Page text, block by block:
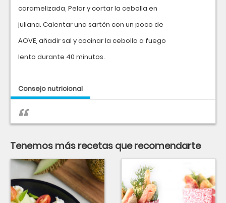
caramelizada, Pelar y cortar la cebolla en
juliana. Calentar una sartén con un poco de
AOVE, añadir sal y cocinar la cebolla a fuego
lento durante 40 minutos.
Consejo nutricional
Tenemos más recetas que recomendarte